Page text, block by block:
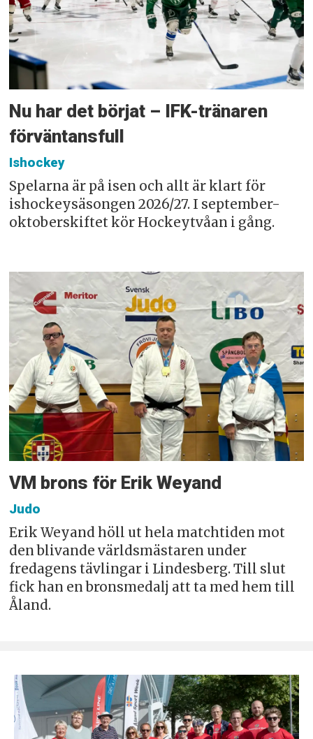
Nu har det börjat – IFK-tränaren
förväntansfull
Ishockey
Spelarna är på isen och allt är klart för
ishockeysäsongen 2026/27. I september-
oktoberskiftet kör Hockeytvåan i gång.
VM brons för Erik Weyand
Judo
Erik Weyand höll ut hela matchtiden mot
den blivande världsmästaren under
fredagens tävlingar i Lindesberg. Till slut
fick han en bronsmedalj att ta med hem till
Åland.